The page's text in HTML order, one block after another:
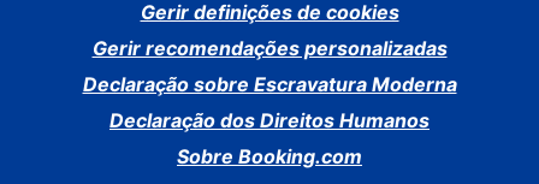
Gerir definições de cookies
Gerir recomendações personalizadas
Declaração sobre Escravatura Moderna
Declaração dos Direitos Humanos
Sobre Booking.com